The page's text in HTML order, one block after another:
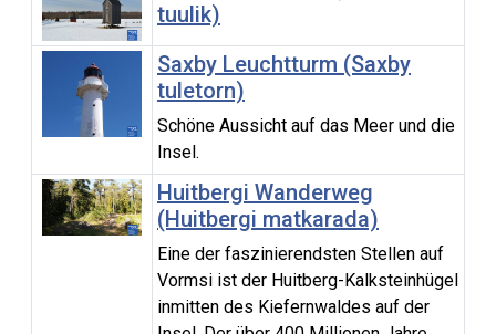
tuulik)
Saxby Leuchtturm (Saxby
tuletorn)
Schöne Aussicht auf das Meer und die
Insel.
Huitbergi Wanderweg
(Huitbergi matkarada)
Eine der faszinierendsten Stellen auf
Vormsi ist der Huitberg-Kalksteinhügel
inmitten des Kiefernwaldes auf der